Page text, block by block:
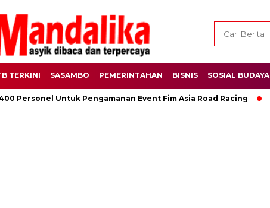
TERKINI SASAMBO PEMERINTAHAN BISNIS SOSIAL BUDAYA
Personel Untuk Pengamanan Event Fim Asia Road Racing